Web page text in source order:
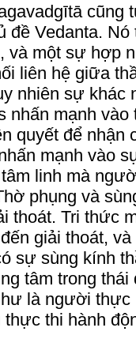
cũng
đề Vedanta.
một sự hợp
liên hệ giữa
nhiên sự khác
nhấn mạnh
quyết để nhận
mạnh vào
linh mà
phụng và
thoát. Tri thức
giải thoát,
sự sùng kính
tâm trong
là người
thi hành